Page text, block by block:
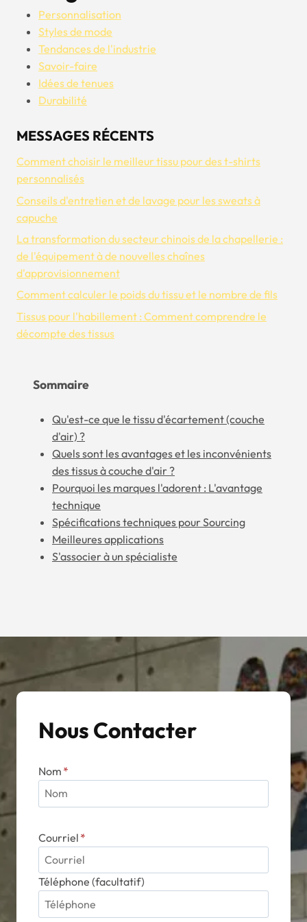
Personnalisation
Styles de mode
Tendances de l'industrie
Savoir-faire
Idées de tenues
Durabilité
MESSAGES RÉCENTS
Comment choisir le meilleur tissu pour des t-shirts
personnalisés
Conseils d'entretien et de lavage pour les sweats à
capuche
La transformation du secteur chinois de la chapellerie :
de l'équipement à de nouvelles chaînes
d'approvisionnement
Comment calculer le poids du tissu et le nombre de fils
Tissus pour l'habillement : Comment comprendre le
décompte des tissus
Sommaire
Qu'est-ce que le tissu d'écartement (couche
d'air) ?
Quels sont les avantages et les inconvénients
des tissus à couche d'air ?
Pourquoi les marques l'adorent : L'avantage
technique
Spécifications techniques pour Sourcing
Meilleures applications
S'associer à un spécialiste
Nous Contacter
Nom *
Courriel *
Téléphone (facultatif)